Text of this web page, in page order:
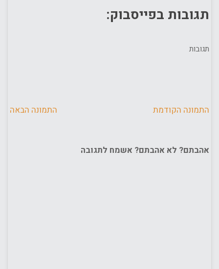
תגובות בפייסבוק:
תגובות
התמונה הקודמת התמונה הבאה
אהבתם? לא אהבתם? אשמח לתגובה